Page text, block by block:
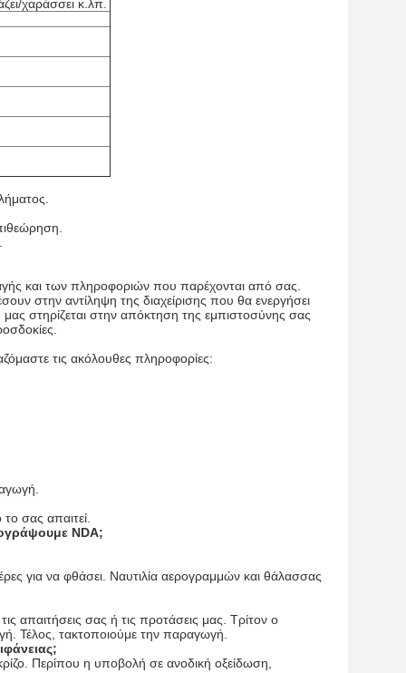
χαράσσει κ.λπ.
και των πληροφοριών που παρέχονται από σας.
στην αντίληψη της διαχείρισης που θα ενεργήσει
στηρίζεται στην απόκτηση της εμπιστοσύνης σας
τις ακόλουθες πληροφορίες:
σας απαιτεί.
NDA;
για να φθάσει. Ναυτιλία αερογραμμών και θάλασσας
απαιτήσεις σας ή τις προτάσεις μας. Τρίτον ο
Τέλος, τακτοποιούμε την παραγωγή.
Περίπου η υποβολή σε ανοδική οξείδωση,